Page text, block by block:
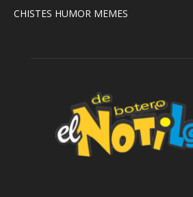
CHISTES HUMOR MEMES